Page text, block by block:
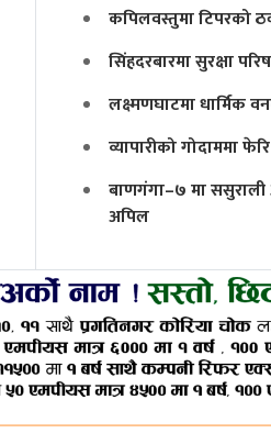
कपिलवस्तुमा टिपरको
सिंहदरबारमा सुरक्षा
लक्ष्मणघाटमा धार्मिक
व्यापारीको गोदाममा
बाणगंगा–७ मा
अपिल